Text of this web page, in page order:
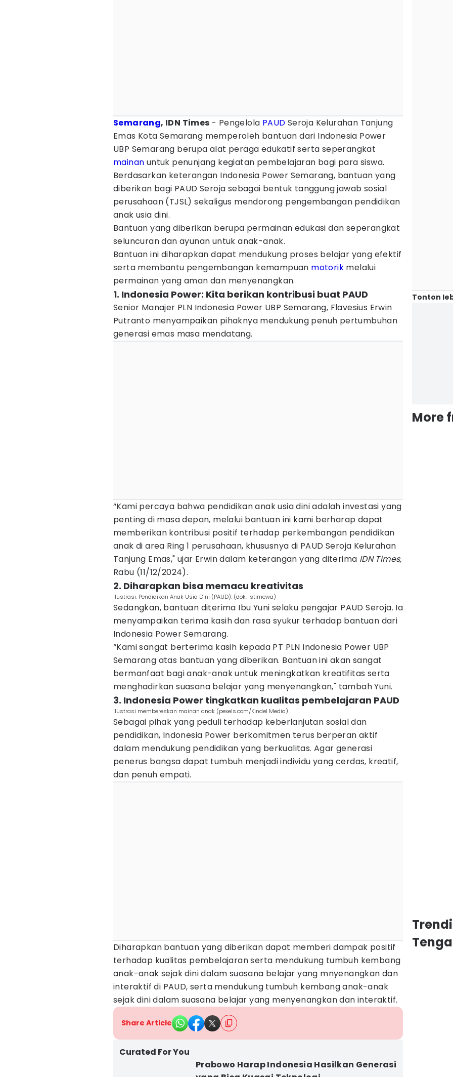
Semarang, IDN Times - Pengelola PAUD Seroja Kelurahan Tanjung
Emas Kota Semarang memperoleh bantuan dari Indonesia Power
UBP Semarang berupa alat peraga edukatif serta seperangkat
mainan untuk penunjang kegiatan pembelajaran bagi para siswa.
Berdasarkan keterangan Indonesia Power Semarang, bantuan yang
diberikan bagi PAUD Seroja sebagai bentuk tanggung jawab sosial
perusahaan (TJSL) sekaligus mendorong pengembangan pendidikan
anak usia dini.
Bantuan yang diberikan berupa permainan edukasi dan seperangkat
seluncuran dan ayunan untuk anak-anak.
Bantuan ini diharapkan dapat mendukung proses belajar yang efektif
serta membantu pengembangan kemampuan motorik melalui
permainan yang aman dan menyenangkan.
1. Indonesia Power: Kita berikan kontribusi buat PAUD
Senior Manajer PLN Indonesia Power UBP Semarang, Flavesius Erwin
Putranto menyampaikan pihaknya mendukung penuh pertumbuhan
generasi emas masa mendatang.
“Kami percaya bahwa pendidikan anak usia dini adalah investasi yang
penting di masa depan, melalui bantuan ini kami berharap dapat
memberikan kontribusi positif terhadap perkembangan pendidikan
anak di area Ring 1 perusahaan, khususnya di PAUD Seroja Kelurahan
Tanjung Emas," ujar Erwin dalam keterangan yang diterima IDN Times,
Rabu (11/12/2024).
2. Diharapkan bisa memacu kreativitas
Ilustrasi. Pendidikan Anak Usia Dini (PAUD). (dok. Istimewa)
Sedangkan, bantuan diterima Ibu Yuni selaku pengajar PAUD Seroja. Ia
menyampaikan terima kasih dan rasa syukur terhadap bantuan dari
Indonesia Power Semarang.
“Kami sangat berterima kasih kepada PT PLN Indonesia Power UBP
Semarang atas bantuan yang diberikan. Bantuan ini akan sangat
bermanfaat bagi anak-anak untuk meningkatkan kreatifitas serta
menghadirkan suasana belajar yang menyenangkan," tambah Yuni.
3. Indonesia Power tingkatkan kualitas pembelajaran PAUD
ilustrasi membereskan mainan anak (pexels.com/Kindel Media)
Sebagai pihak yang peduli terhadap keberlanjutan sosial dan
pendidikan, Indonesia Power berkomitmen terus berperan aktif
dalam mendukung pendidikan yang berkualitas. Agar generasi
penerus bangsa dapat tumbuh menjadi individu yang cerdas, kreatif,
dan penuh empati.
Diharapkan bantuan yang diberikan dapat memberi dampak positif
terhadap kualitas pembelajaran serta mendukung tumbuh kembang
anak-anak sejak dini dalam suasana belajar yang mnyenangkan dan
interaktif di PAUD, serta mendukung tumbuh kembang anak-anak
sejak dini dalam suasana belajar yang menyenangkan dan interaktif.
Share Article
Curated For You
Prabowo Harap Indonesia Hasilkan Generasi
Tonton
More